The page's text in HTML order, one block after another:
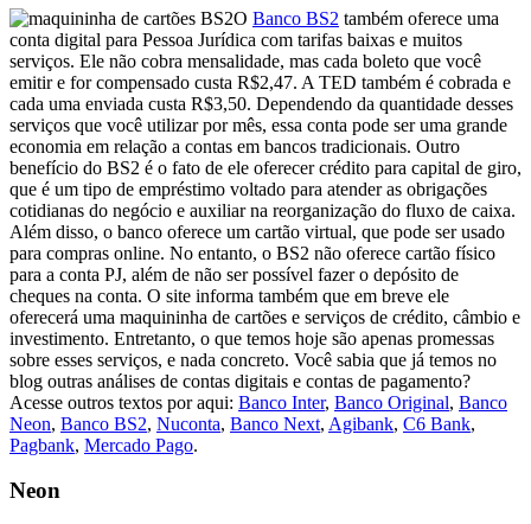
O Banco BS2 também oferece uma
conta digital para Pessoa Jurídica com tarifas baixas e muitos
serviços. Ele não cobra mensalidade, mas cada boleto que você
emitir e for compensado custa R$2,47. A TED também é cobrada e
cada uma enviada custa R$3,50. Dependendo da quantidade desses
serviços que você utilizar por mês, essa conta pode ser uma grande
economia em relação a contas em bancos tradicionais. Outro
benefício do BS2 é o fato de ele oferecer crédito para capital de giro,
que é um tipo de empréstimo voltado para atender as obrigações
cotidianas do negócio e auxiliar na reorganização do fluxo de caixa.
Além disso, o banco oferece um cartão virtual, que pode ser usado
para compras online. No entanto, o BS2 não oferece cartão físico
para a conta PJ, além de não ser possível fazer o depósito de
cheques na conta. O site informa também que em breve ele
oferecerá uma maquininha de cartões e serviços de crédito, câmbio e
investimento. Entretanto, o que temos hoje são apenas promessas
sobre esses serviços, e nada concreto. Você sabia que já temos no
blog outras análises de contas digitais e contas de pagamento?
Acesse outros textos por aqui: Banco Inter, Banco Original, Banco
Neon, Banco BS2, Nuconta, Banco Next, Agibank, C6 Bank,
Pagbank, Mercado Pago.
Neon